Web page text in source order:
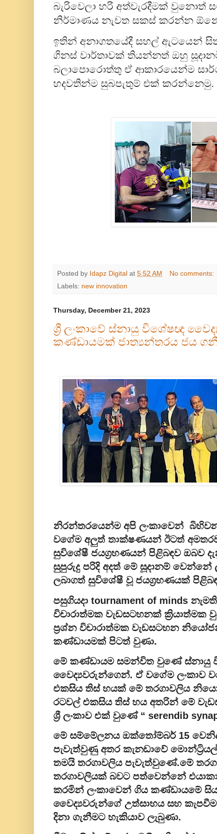
බැරිවෙලා හරි අත්වැරදීමක් වුනොත්
නිර්මාණය නැවත සකස් කරන්න
ඉතින් අනාගතයේදී සහල් ඇටයෙන්
ගිනස් වාර්තාවක් තියන්නත් ඔහු
බලාපොරොත්තු ඒ ආකාරයෙන්ම
හදවතින්ම සුබපැතුම් එක් කරන්නෙමු.
Posted by Idapz Digital at 5:52 AM
No comments:
Labels: new innovation
Thursday, December 21, 2023
ශ්‍රී ලංකාවේ ස්නායු විශේෂඥ
කණ්ඩායමක් ජාත්‍යන්තරය ජය
නිරන්තරයෙන්ම අපි ලංකාවෙන්
වගේම අලුත් තාක්ෂණයන් ඊටත් අමතරව
සුවිශේෂී ජයග්‍රහණයන් පිළිබඳව ඔබව
සුපුරුදු පරිදි අදත් මේ සූදානම්
ලබාගත් සුවිශේෂී වූ ජයග්‍රහණයක්
පසුගියදා tournament of minds
විචාරාත්මක වැඩසටහනක් ක්‍රියාත්මක
ප්‍රශ්න විචාරාත්මක වැඩසටහන
කණ්ඩායමක් පිටත් වුණා.
මේ කණ්ඩායම සමන්විත වුණේ ස්නායු
වෛද්‍යවරුන්ගෙන්. ඒ වගේම ලංකාව
එකසිය තිස් හයක් මේ තරගාවලිය
රටවල් එකසිය තිස් හය අතරින් මේ
ශ්‍රී ලංකාව එක් වුණේ “ serendib
මේ සම්මේලනය ඔක්තෝම්බර් 15
පැවැත්වුණු අතර කැනඩාවේ
තමයි තරගාවලිය පැවැත්වුණේ.මේ
තරගාවලියක් බවට පත්වෙන්නේ
කරමින් ලංකාවෙන් ගිය කණ්ඩායමේ
වෛද්‍යවරුන්ගේ උත්සාහය සහ
දිනා ගැනීමට හැකියාව ලැබුණා.